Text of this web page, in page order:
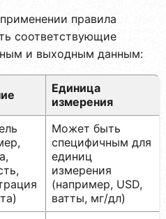
правила
соответствующие
и выходным данным:
Единица
измерения
Может быть
специфичным для
единиц
измерения
(например, USD,
ватты, мг/дл)